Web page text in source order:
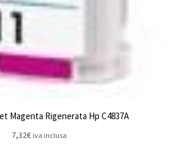
Magenta Rigenerata Hp C4837A
7,32€ iva inclusa